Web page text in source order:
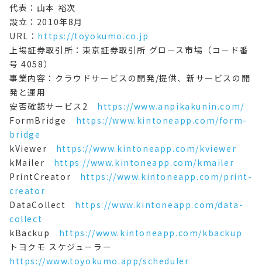
代表：山本 裕次
設立：2010年8月
URL： https://toyokumo.co.jp
上場証券取引所：東京証券取引所 グロース市場（コード番
号 4058）
事業内容：クラウドサービスの開発/提供、新サービスの開
発と運用
安否確認サービス2 https://www.anpikakunin.com/
FormBridge https://www.kintoneapp.com/form-
bridge
kViewer https://www.kintoneapp.com/kviewer
kMailer https://www.kintoneapp.com/kmailer
PrintCreator https://www.kintoneapp.com/print-
creator
DataCollect https://www.kintoneapp.com/data-
collect
kBackup https://www.kintoneapp.com/kbackup
トヨクモ スケジューラー
https://www.toyokumo.app/scheduler